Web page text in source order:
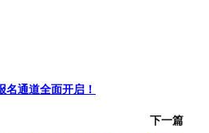
通道全面开启！
下一篇